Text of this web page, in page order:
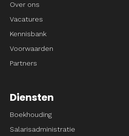
Over ons
Vacatures
Kennisbank
Voorwaarden
Partners
Diensten
Boekhouding
Salarisadministratie